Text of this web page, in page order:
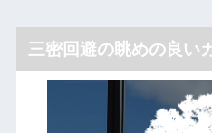
三密回避の眺めの良い